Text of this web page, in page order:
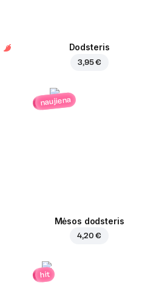
Dodsteris
3,95 €
naujiena
Mėsos dodsteris
4,20 €
hit